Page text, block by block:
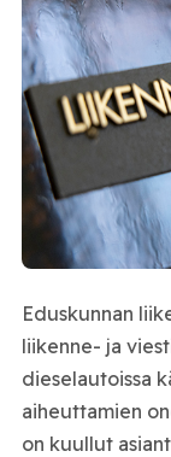
Eduskunnan
liikenne- ja
dieselautoissa
aiheuttamien
on kuullut